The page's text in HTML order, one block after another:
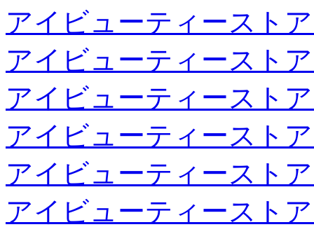
アイビューティースト
アイビューティースト
アイビューティースト
アイビューティースト
アイビューティースト
アイビューティースト